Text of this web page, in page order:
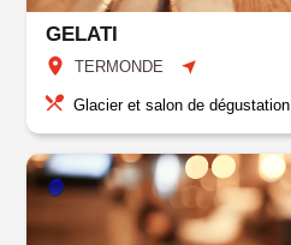
GELATI
TERMONDE
Glacier et salon de dégustation